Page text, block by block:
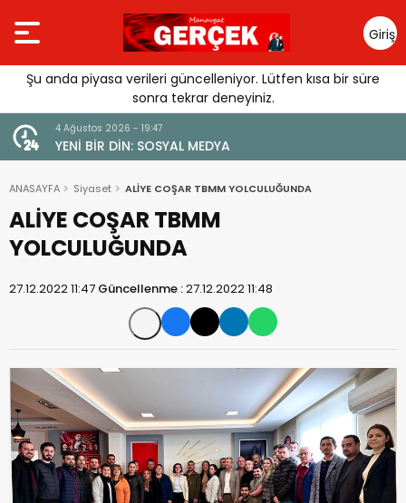
Giriş
Yap
Şu anda piyasa verileri güncelleniyor. Lütfen kısa bir süre
sonra tekrar deneyiniz.
4 Ağustos 2026 - 19:47
YENİ BİR DİN: SOSYAL MEDYA
ANASAYFA Siyaset ALİYE COŞAR TBMM YOLCULUĞUNDA
ALİYE COŞAR TBMM
YOLCULUĞUNDA
27.12.2022 11:47 Güncellenme :27.12.2022 11:48